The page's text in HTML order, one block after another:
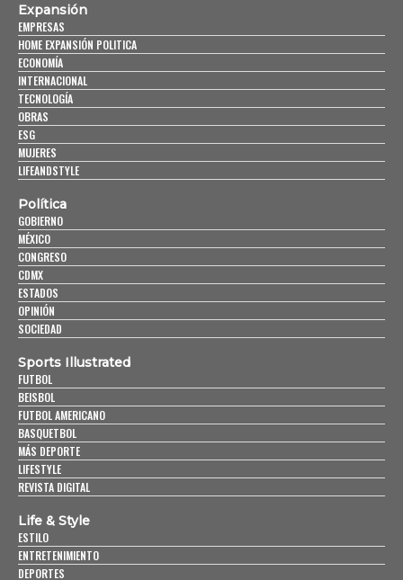
Expansión
EMPRESAS
HOME EXPANSIÓN POLITICA
ECONOMÍA
INTERNACIONAL
TECNOLOGÍA
OBRAS
ESG
MUJERES
LIFEANDSTYLE
Política
GOBIERNO
MÉXICO
CONGRESO
CDMX
ESTADOS
OPINIÓN
SOCIEDAD
Sports Illustrated
FUTBOL
BEISBOL
FUTBOL AMERICANO
BASQUETBOL
MÁS DEPORTE
LIFESTYLE
REVISTA DIGITAL
Life & Style
ESTILO
ENTRETENIMIENTO
DEPORTES